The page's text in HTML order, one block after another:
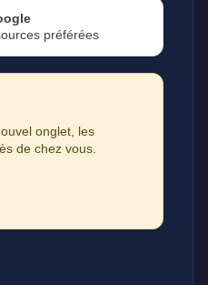
préférées
onglet, les
de chez vous.